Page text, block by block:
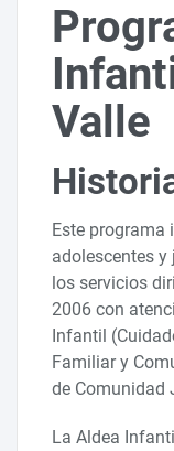
Valle
Este programa
adolescentes
los servicios
2006 con
Infantil
Familiar y
de Comunidad
La Aldea